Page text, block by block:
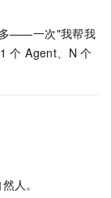
多——一次"我帮我
个 Agent、N 个
人。